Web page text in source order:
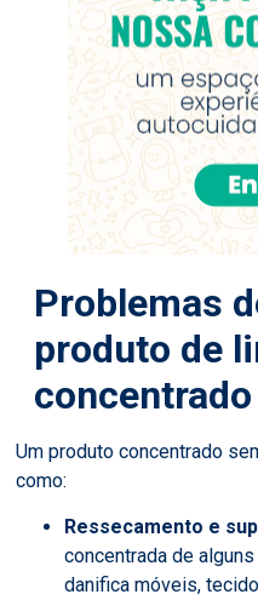
Problemas
produto de
concentrado
Um produto concentrado
como:
Ressecamento e
concentrada de
danifica móveis,